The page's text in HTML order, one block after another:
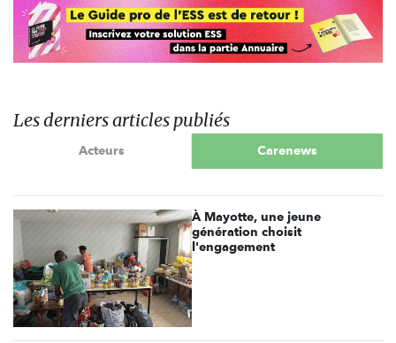
Les derniers articles publiés
Acteurs Carenews
À Mayotte, une jeune
génération choisit
l'engagement